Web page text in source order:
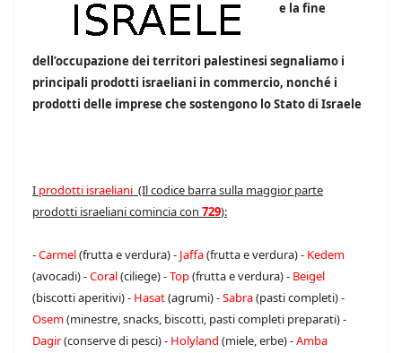
e la fine
dell’occupazione dei territori palestinesi segnaliamo i
principali prodotti israeliani in commercio, nonché i
prodotti delle imprese che sostengono lo Stato di Israele
I prodotti israeliani (Il codice barra sulla maggior parte
prodotti israeliani comincia con 729):
-Carmel(frutta e verdura) - Jaffa(frutta e verdura) - Kedem
(avocadi) -Coral(ciliege) -Top(frutta e verdura) - Beigel
(biscotti aperitivi) - Hasat(agrumi) -Sabra(pasti completi) -
Osem(minestre, snacks, biscotti, pasti completi preparati) -
Dagir(conserve di pesci) - Holyland (miele, erbe) -Amba